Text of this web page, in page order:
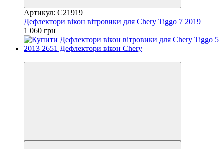
Артикул: C21919
Дефлектори вікон вітровики для Chery Tiggo 7 2019
1 060 грн